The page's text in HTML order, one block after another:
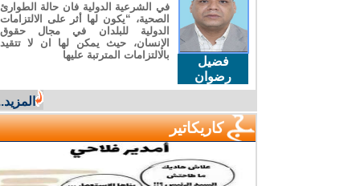
فضيل
رضوان
في الشرعية الدولية فان حالة الطوارئ
الصحية، “يكون لها أثر على الالتزامات
الدولية للبلدان في مجال حقوق
الإنسان، حيث يمكن لها ان لا تتقيد
بالالتزامات المترتبة عليها
كاريكاتير